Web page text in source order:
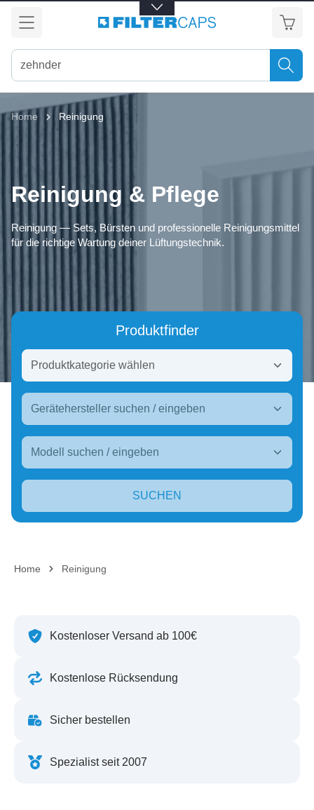
springen
Home Reinigung
Reinigung & Pflege
Reinigung — Sets, Bürsten und professionelle Reinigungsmittel
für die richtige Wartung deiner Lüftungstechnik.
Produktfinder
SUCHEN
Home Reinigung
Kostenloser Versand ab 100€
Kostenlose Rücksendung
Sicher bestellen
Spezialist seit 2007